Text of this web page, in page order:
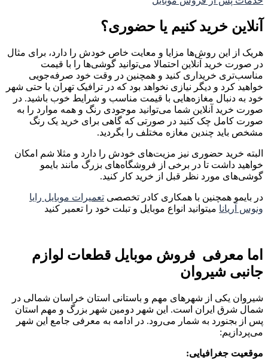
آنلاین خرید کنیم یا حضوری؟
هریک از این روش‌ها مزایا و معایت خاص خودش را دارد، برای مثال
در صورت خرید آنلاین احتمالا می‌توانید گوشی‌ها را با قیمت
مناسب‌تری خریداری کنید و همچنین در وقت خود صرفه‌جویی
خواهید کرد و دیگر نیازی نخواهد بود که در ترافیک تهران یا حتی شهر
خود به دنبال مغازه‌هایی با قیمت مناسب و شرایط خوب باشید. در
صورت خرید آنلاین شما می‌توانید موجودی رنگ و همه موارد را به
صورت کامل چک کنید در صورتی که گاهی برای خرید یک رنگ
مشخص باید چندین مغازه مختلف را بگردید.
البته خرید حضوری نیز مزیت‌های خودش را دارد و مثلا شم امکان
خواهید داشت تا در برخی از فروشگاه‌های بزرگ مانند بایمو
گوشی‌های مورد نظر قبل از خرید کار کنید.
در بایمو همچنین با همکاری کادر تخصصی تعمیرات موبایل رایا
ونوس آریانا میتوانید انواع موبایل و تبلت خود را تعمیر کنید
اما معرفی فروش موبایل قطعات لوازم
جانبی شیروان
شیروان یکی از شهرهای مهم و باستانی استان خراسان شمالی در
شمال شرق ایران است. این شهر دومین شهر بزرگ و مهم استان
پس از بجنورد به شمار می‌رود. در ادامه به معرفی جامع این شهر
می‌پردازیم:
موقعیت جغرافیایی: